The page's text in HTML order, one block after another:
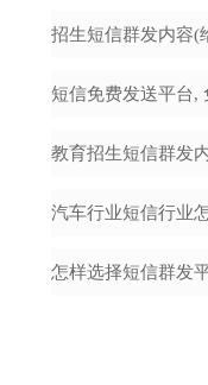
招生短信群发内容(
怎样选择短信群发